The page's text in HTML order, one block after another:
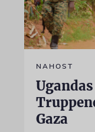
NAHOST
Gaza